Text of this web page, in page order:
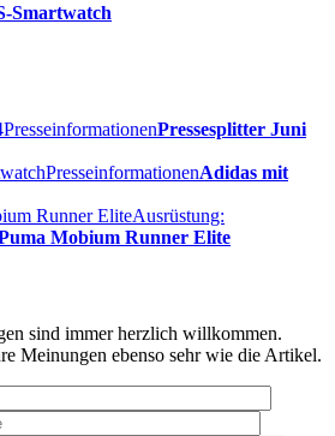
Smartwatch
PresseinformationenPressesplitter Juni
PresseinformationenAdidas mit
Ausrüstung:
Mobium Runner Elite
sind immer herzlich willkommen.
Meinungen ebenso sehr wie die Artikel.